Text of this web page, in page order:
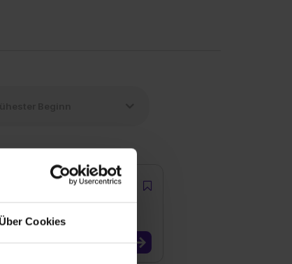
Über Cookies